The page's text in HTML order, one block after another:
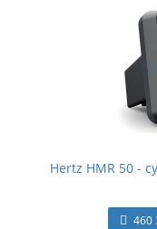
Hertz HMR 50 -
460